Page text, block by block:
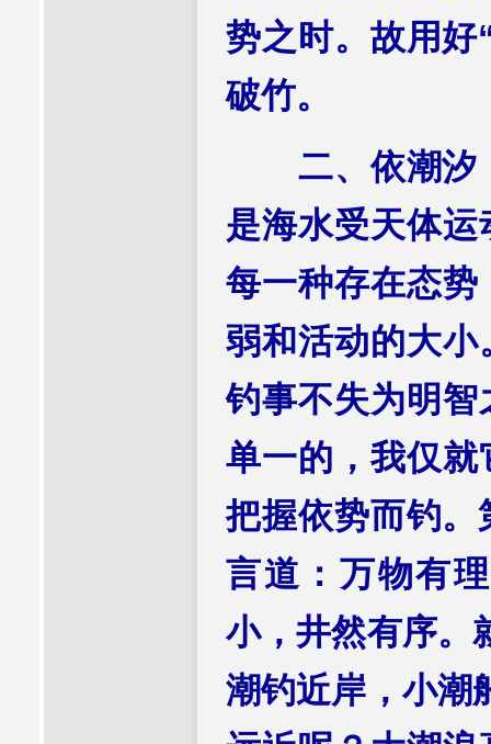
势之时。故用好
破竹。
二、依潮汐，
是海水受天体
每一种存在态
弱和活动的大
钓事不失为明
单一的，我仅
把握依势而钓。
言道：万物有
小，井然有序。
潮钓近岸，小潮